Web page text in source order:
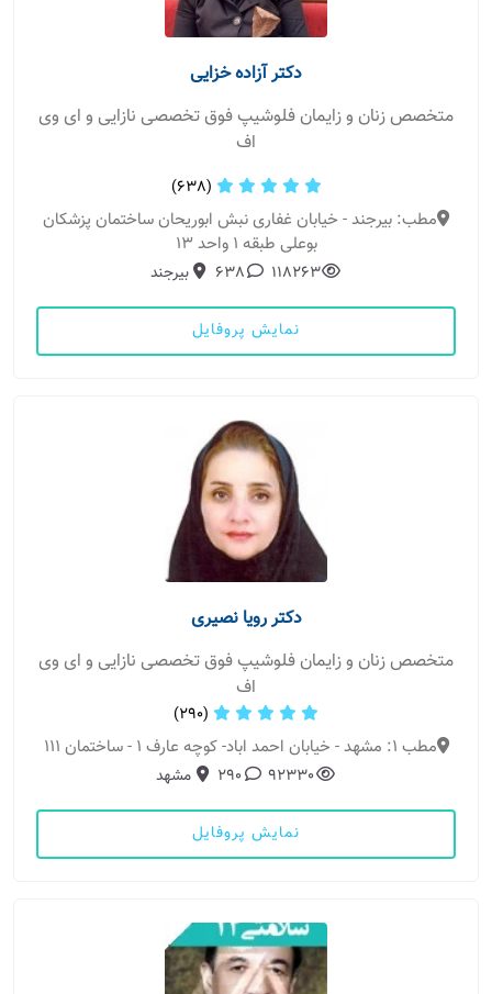
دکتر آزاده خزایی
متخصص زنان و زایمان فلوشیپ فوق تخصصی نازایی و ای وی
اف
(638)
مطب: بیرجند - خیابان غفاری نبش ابوریحان ساختمان پزشکان
بوعلی طبقه 1 واحد ۱۳
118263
638 بیرجند
نمایش پروفایل
دکتر رویا نصیری
متخصص زنان و زایمان فلوشیپ فوق تخصصی نازایی و ای وی
اف
(290)
مطب 1: مشهد - خیابان احمد اباد- کوچه عارف 1 - ساختمان 111
92330
290 مشهد
نمایش پروفایل